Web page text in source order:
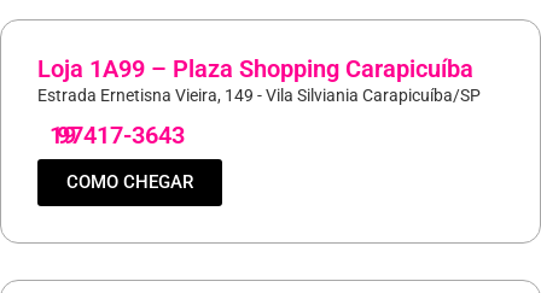
Loja 1A99 – Plaza Shopping Carapicuíba
Estrada Ernetisna Vieira, 149 - Vila Silviania Carapicuíba/SP
19
97417-3643
COMO CHEGAR